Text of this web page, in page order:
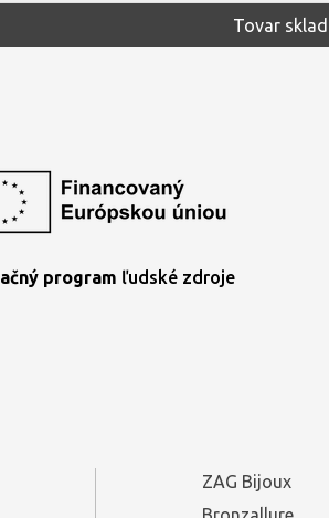
Tovar
program ľudské zdroje
ZAG Bijoux